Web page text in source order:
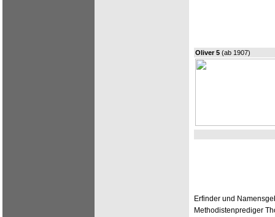
Oliver 5 (ab 1907)
Erfinder und
Methodistenprediger